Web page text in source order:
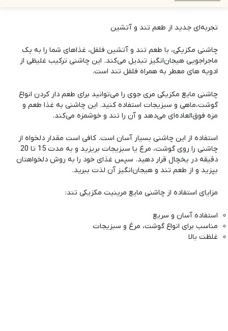
تجربه‌ای جدید از طعم تند و آتشین
چاشنی مکزیکی، با طعم تند و آتشین فلفل‌، غذاهای شما را به یک
ماجراجویی هیجان‌انگیز تبدیل می‌کند. این چاشنی ترکیب غلیظی از
ادویه های معطر به همراه فلفل تند است.
چاشنی مایع مکزیکی مری جوی را می‌توانید برای طعم دار کردن انواع
گوشت،ماهی و سبزیجات استفاده کنید. این چاشنی به غذا طعم و
مزه فوق‌العاده‌ای می‌دهد و آن را تند و خوشمزه می‌کند.
استفاده از این چاشنی بسیار آسان است. کافی است مقدار دلخواه از
چاشنی را روی گوشت، مرغ یا سبزیجات بریزید و به مدت 15 تا 20
دقیقه در یخچال قرار دهید. سپس غذای خود را به روش دلخواهتان
بپزید و از طعم تند و هیجان‌انگیز آن لذت ببرید.
مزایای استفاده از چاشنی مایع مرینیت مکزیکی تند:
استفاده آسان و سریع
مناسب برای انواع گوشت، مرغ و سبزیجات
غلظت بالا